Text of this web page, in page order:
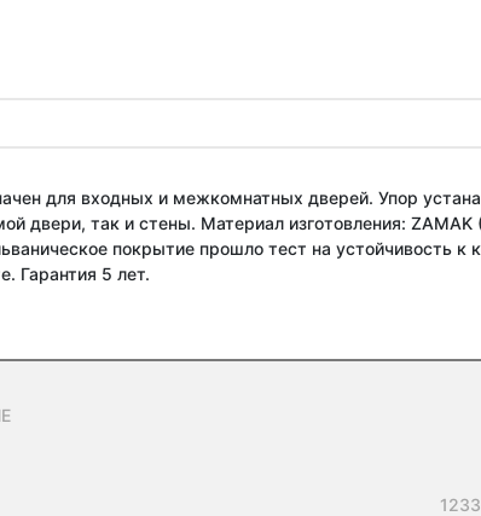
для входных и межкомнатных дверей. Упор
так и стены. Материал изготовления: ZAMAK
покрытие прошло тест на устойчивость к
Гарантия 5 лет.